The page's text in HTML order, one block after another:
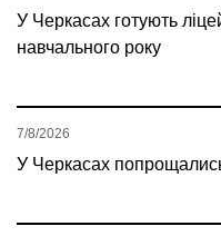
У Черкасах готують
навчального року
У Черкасах
7/8/2026